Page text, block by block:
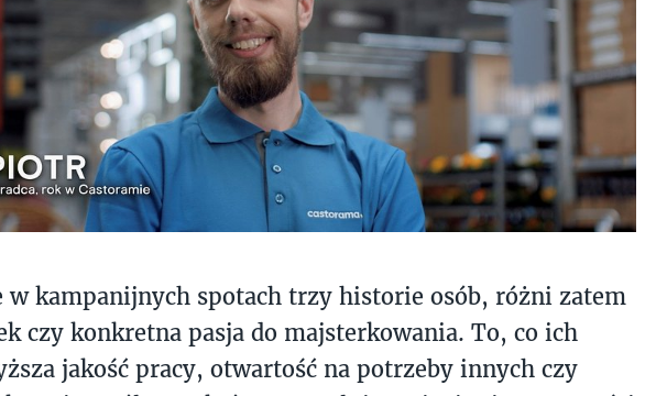
w kampanijnych spotach trzy historie osób, różni zatem
czy konkretna pasja do majsterkowania. To, co ich
jakość pracy, otwartość na potrzeby innych czy